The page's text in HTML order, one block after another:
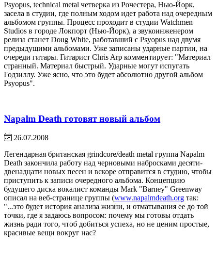
Psyopus, technical metal четверка из Рочестера, Нью-Йорк,
засела в студии, где полным ходом идет работа над очередным
альбомом группы. Процесс проходит в студии Watchmen
Studios в городе Локпорт (Нью-Йорк), а звукоинженером
релиза станет Doug White, работавший с Psyopus над двумя
предыдущими альбомами. Уже записаны ударные партии, на
очереди гитары. Гитарист Chris Arp комментирует: "Материал
странный. Материал быстрый. Ударные могут испугать
Годзиллу. Уже ясно, что это будет абсолютно другой альбом
Psyopus".
Napalm Death готовят новый альбом
26.07.2008
Легендарная британская grindcore/death metal группа Napalm
Death закончила работу над черновыми набросками десяти-
двенадцати новых песен и вскоре отправится в студию, чтобы
приступить к записи очередного альбома. Концепцию
будущего диска вокалист команды Mark "Barney" Greenway
описал на веб-странице группы (www.napalmdeath.org так:
"...это будет история анализа жизни, и отматывания ее до той
точки, где я задаюсь вопросом: почему мы готовы отдать
жизнь ради того, чтоб добиться успеха, но не ценим простые,
красивые вещи вокруг нас?